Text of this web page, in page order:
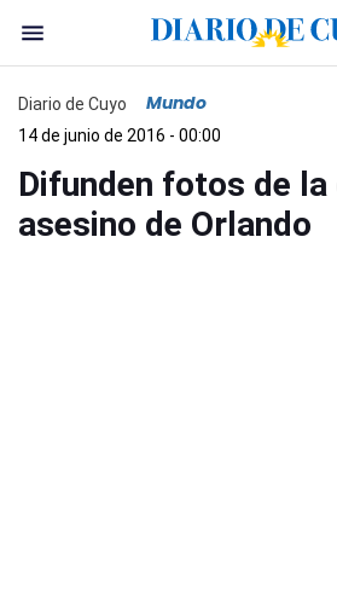
Diario de Cuyo Mundo
14 de junio de 2016 - 00:00
Difunden fotos de la
asesino de Orlando